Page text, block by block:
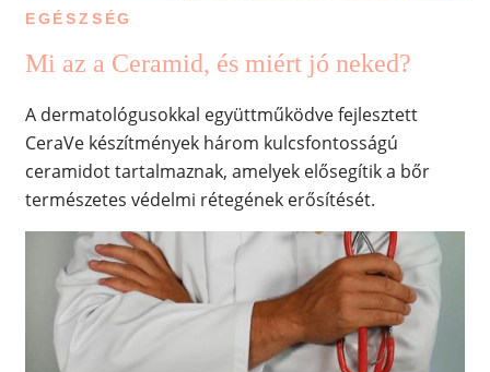
EGÉSZSÉG
Mi az a Ceramid, és miért jó neked?
A dermatológusokkal együttműködve fejlesztett
CeraVe készítmények három kulcsfontosságú
ceramidot tartalmaznak, amelyek elősegítik a bőr
természetes védelmi rétegének erősítését.